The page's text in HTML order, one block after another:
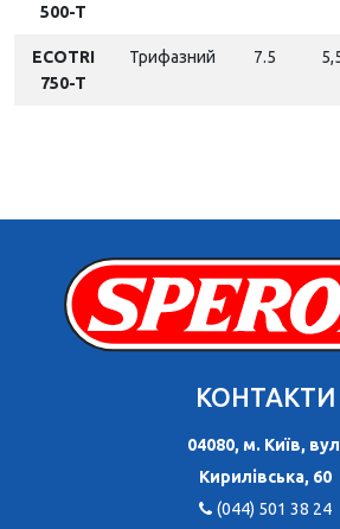
500-T
ECOTRI
750-T
Трифазний 7.5
КОНТАКТИ
04080, м. Київ,
Кирилівська, 60
(044) 501 38 24